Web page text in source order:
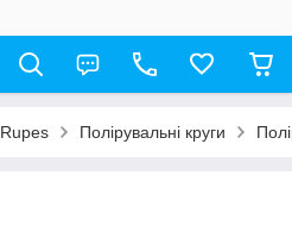
Rupes Полірувальні круги